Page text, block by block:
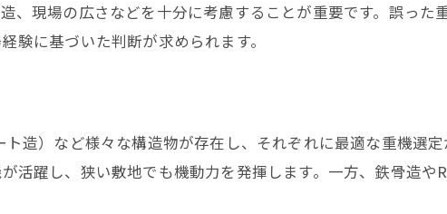
、現場の広さなどを十分に考慮することが重要です。誤った
験に基づいた判断が求められます。
造）など様々な構造物が存在し、それぞれに最適な重機選
活躍し、狭い敷地でも機動力を発揮します。一方、鉄骨造や